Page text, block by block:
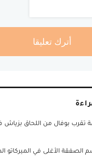
أترك تعليقا
تقرب بوفال من اللحاق بزياش
الصفقة الأغلى في الميركاتو